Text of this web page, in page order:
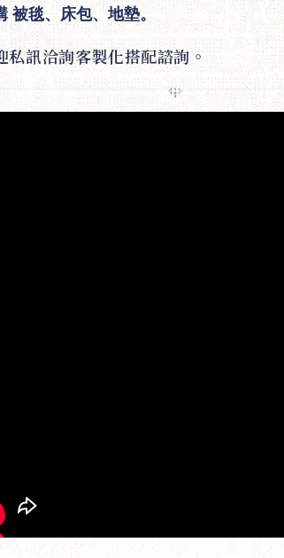
被毯、床包、地墊。
私訊洽詢客製化搭配諮詢。